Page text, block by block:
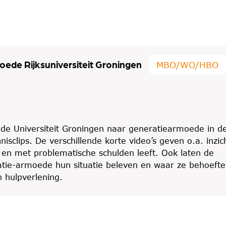
Rijksuniversiteit Groningen MBO/WO/HBO
Universiteit Groningen naar generatiearmoede in
De verschillende korte video’s geven o.a.
met problematische schulden leeft. Ook laten de
armoede hun situatie beleven en waar ze behoefte
hulpverlening.